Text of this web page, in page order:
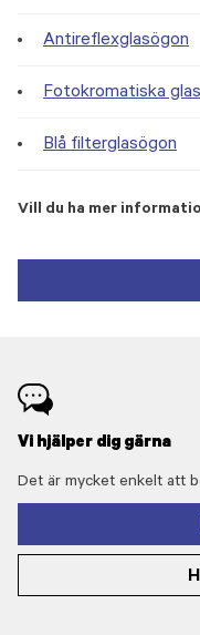
Antireflexglasögon
Fotokromatiska
Blå filterglasögon
Vill du ha mer
Vi hjälper dig gärna
Det är mycket enkelt att